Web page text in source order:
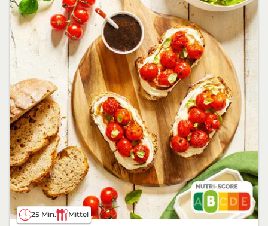
25 Min. Mittel